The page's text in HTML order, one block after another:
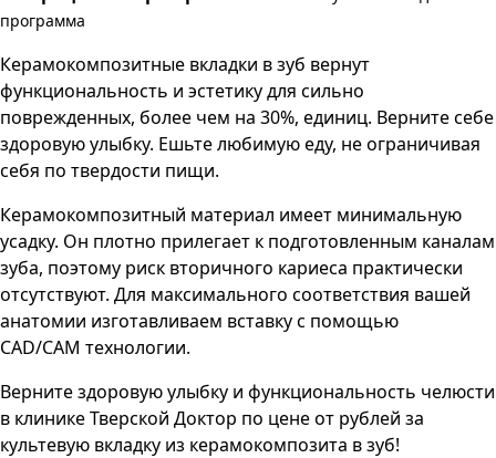
программа
Керамокомпозитные вкладки в зуб вернут
функциональность и эстетику для сильно
поврежденных, более чем на 30%, единиц. Верните себе
здоровую улыбку. Ешьте любимую еду, не ограничивая
себя по твердости пищи.
Керамокомпозитный материал имеет минимальную
усадку. Он плотно прилегает к подготовленным каналам
зуба, поэтому риск вторичного кариеса практически
отсутствуют. Для максимального соответствия вашей
анатомии изготавливаем вставку с помощью
CAD/CAM технологии.
Верните здоровую улыбку и функциональность челюсти
в клиникеТверской Доктор по цене от рублей за
культевую вкладку из керамокомпозита в зуб!